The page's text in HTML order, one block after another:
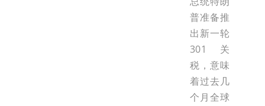
普准备推
出新一轮
301关
税，意味
着过去几
个月全球